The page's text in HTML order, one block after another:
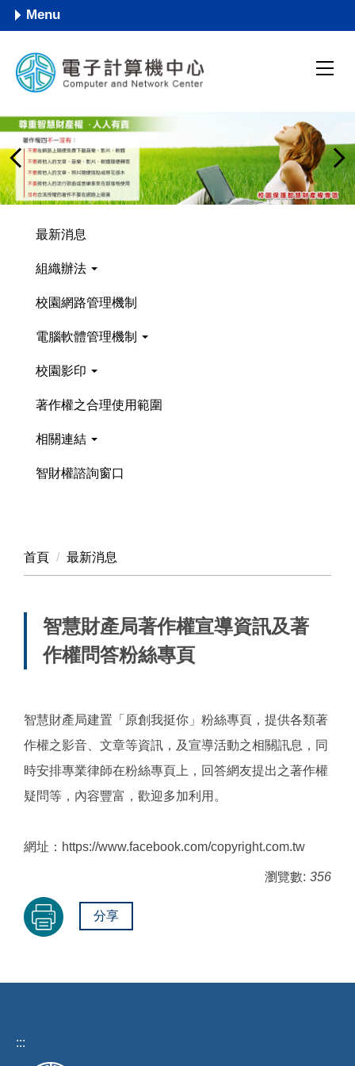
跳
到
要
內
區
Menu
最新消息
組織辦法
校園網路管理機制
電腦軟體管理機制
校園影印
著作權之合理使用範圍
相關連結
智財權諮詢窗口
首頁 最新消息
智慧財產局著作權宣導資訊及著
作權問答粉絲專頁
智慧財產局建置「原創我挺你」粉絲專頁，提供各類著
作權之影音、文章等資訊，及宣導活動之相關訊息，同
時安排專業律師在粉絲專頁上，回答網友提出之著作權
疑問等，內容豐富，歡迎多加利用。
網址：https://www.facebook.com/copyright.com.tw
瀏覽數: 356
分享
:::